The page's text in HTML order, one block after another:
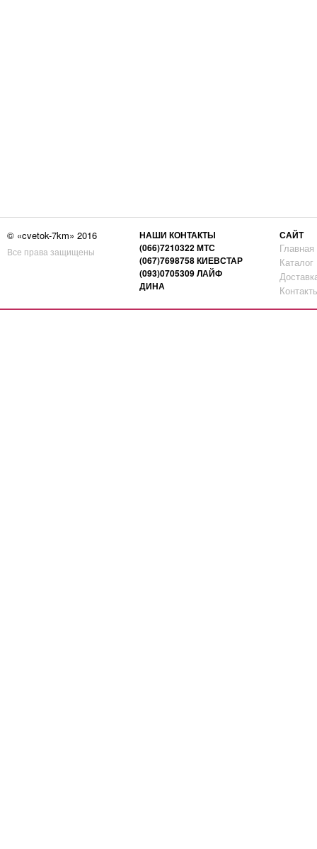
© «cvetok-7km» 2016
Все права защищены
НАШИ КОНТАКТЫ
(066)7210322 МТС
(067)7698758 КИЕВСТАР
(093)0705309 ЛАЙФ
ДИНА
САЙТ
Главная
Каталог